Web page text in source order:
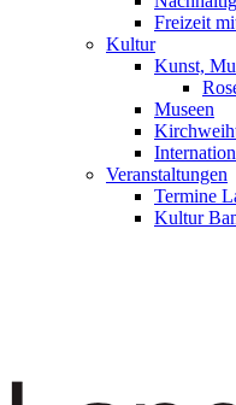
Freizeit
Kultur
Kunst,
Museen
Veranstaltungen
Termine
Kultur